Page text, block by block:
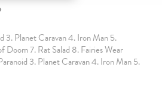
3. Planet Caravan 4. Iron Man 5.
Doom 7. Rat Salad 8. Fairies Wear
3. Planet Caravan 4. Iron Man 5.